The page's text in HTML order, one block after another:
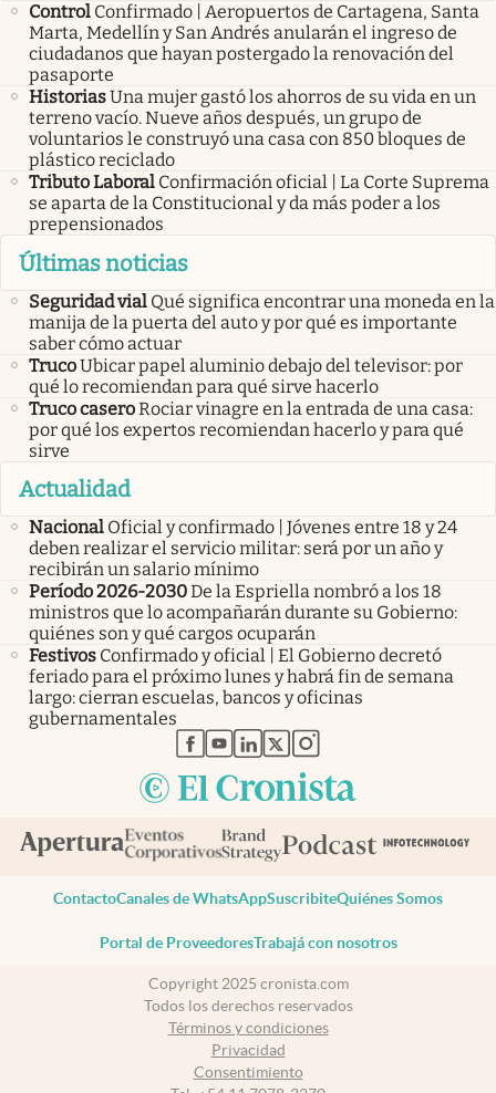
Control Confirmado | Aeropuertos de Cartagena, Santa
Marta, Medellín y San Andrés anularán el ingreso de
ciudadanos que hayan postergado la renovación del
pasaporte
HistoriasUna mujer gastó los ahorros de su vida en un
terreno vacío. Nueve años después, un grupo de
voluntarios le construyó una casa con 850 bloques de
plástico reciclado
Tributo Laboral Confirmación oficial | La Corte Suprema
se aparta de la Constitucional y da más poder a los
prepensionados
Últimas noticias
Seguridad vial Qué significa encontrar una moneda en la
manija de la puerta del auto y por qué es importante
saber cómo actuar
TrucoUbicar papel aluminio debajo del televisor: por
qué lo recomiendan para qué sirve hacerlo
Truco caseroRociar vinagre en la entrada de una casa:
por qué los expertos recomiendan hacerlo y para qué
sirve
Actualidad
Nacional Oficial y confirmado | Jóvenes entre 18 y 24
deben realizar el servicio militar: será por un año y
recibirán un salario mínimo
Período 2026-2030De la Espriella nombró a los 18
ministros que lo acompañarán durante su Gobierno:
quiénes son y qué cargos ocuparán
Festivos Confirmado y oficial | El Gobierno decretó
feriado para el próximo lunes y habrá fin de semana
largo: cierran escuelas, bancos y oficinas
gubernamentales
abre en nueva pestaña
abre en nueva pestaña
abre en nueva pestaña
abre en nueva pestaña
abre en nueva pestaña
ContactoCanales de WhatsAppSuscribiteQuiénes Somos
Portal de ProveedoresTrabajá con nosotros
Copyright 2025 cronista.com
Todos los derechos reservados
Términos y condiciones
Privacidad
Consentimiento